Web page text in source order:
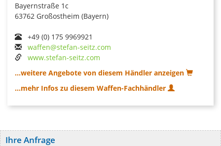
Bayernstraße 1c
63762 Großostheim (Bayern)
+49 (0) 175 9969921
waffen@stefan-seitz.com
www.stefan-seitz.com
...weitere Angebote von diesem Händler anzeigen
...mehr Infos zu diesem Waffen-Fachhändler
Ihre Anfrage